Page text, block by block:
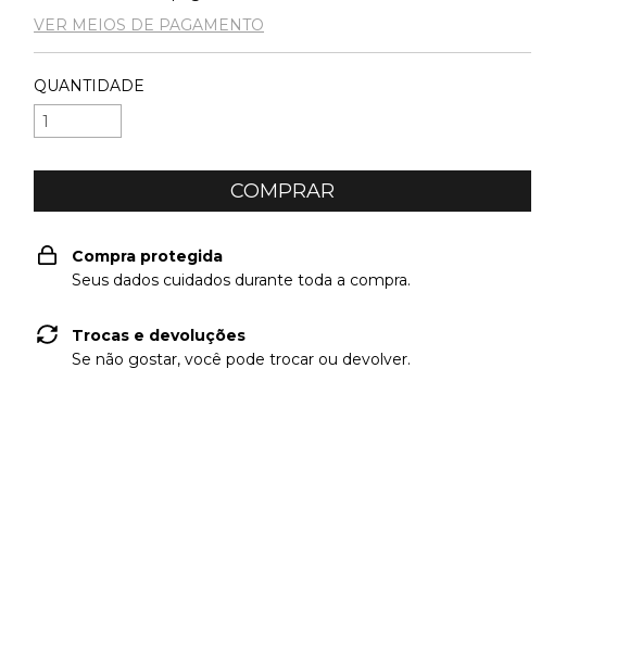
VER MEIOS DE PAGAMENTO
QUANTIDADE
Compra protegida
Seus dados cuidados durante toda a compra.
Trocas e devoluções
Se não gostar, você pode trocar ou devolver.